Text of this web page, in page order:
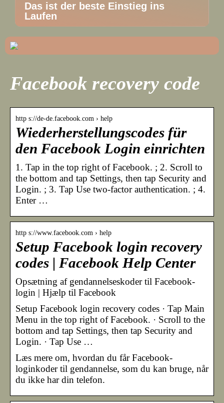
Das ist der beste Einstieg ins
Laufen
Facebook recovery code
http s://de-de.facebook.com › help
Wiederherstellungscodes für
den Facebook Login einrichten
1. Tap in the top right of Facebook. ; 2. Scroll to
the bottom and tap Settings, then tap Security and
Login. ; 3. Tap Use two-factor authentication. ; 4.
Enter …
http s://www.facebook.com › help
Setup Facebook login recovery
codes | Facebook Help Center
Opsætning af gendannelseskoder til Facebook-
login | Hjælp til Facebook
Setup Facebook login recovery codes · Tap Main
Menu in the top right of Facebook. · Scroll to the
bottom and tap Settings, then tap Security and
Login. · Tap Use …
Læs mere om, hvordan du får Facebook-
loginkoder til gendannelse, som du kan bruge, når
du ikke har din telefon.